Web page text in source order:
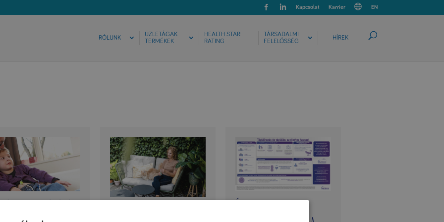
Kapcsolat Karrier EN
RÓLUNK
ÜZLETÁGAK
TERMÉKEK
HEALTH STAR
RATING
TÁRSADALMI
FELELŐSSÉG
HÍREK
a szondatáplásról –
Életet menthet,